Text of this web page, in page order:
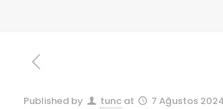
Published by tunc at 7 Ağustos 2024